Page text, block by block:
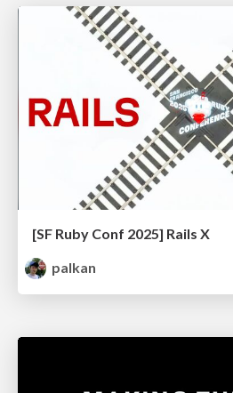
[SF Ruby Conf 2025] Rails X
palkan